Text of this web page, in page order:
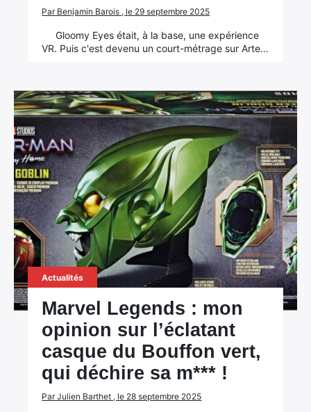
Par Benjamin Barois , le 29 septembre 2025
Gloomy Eyes était, à la base, une expérience
VR. Puis c'est devenu un court-métrage sur Arte…
Actualités
Marvel Legends : mon
opinion sur l’éclatant
casque du Bouffon vert,
qui déchire sa m*** !
Par Julien Barthet , le 28 septembre 2025